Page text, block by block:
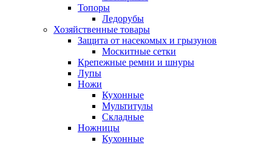
Топоры
Ледорубы
Хозяйственные товары
Защита от насекомых и грызунов
Москитные сетки
Крепежные ремни и шнуры
Лупы
Ножи
Кухонные
Мультитулы
Складные
Ножницы
Кухонные